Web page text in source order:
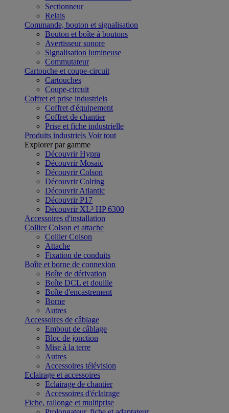
Sectionneur
Relais
Commande, bouton et signalisation
Bouton et boîte à boutons
Avertisseur sonore
Signalisation lumineuse
Commutateur
Cartouche et coupe-circuit
Cartouches
Coupe-circuit
Coffret et prise industriels
Coffret d'équipement
Coffret de chantier
Prise et fiche industrielle
Produits industriels Voir tout
Explorer par gamme
Découvrir Hypra
Découvrir Mosaic
Découvrir Colson
Découvrir Colring
Découvrir Atlantic
Découvrir P17
Découvrir XL³ HP 6300
Accessoires d'installation
Collier Colson et attache
Collier Colson
Attache
Fixation de conduits
Boîte et borne de connexion
Boîte de dérivation
Boîte DCL et douille
Boîte d'encastrement
Borne
Autres
Accessoires de câblage
Embout de câblage
Bloc de jonction
Mise à la terre
Autres
Accessoires télévision
Eclairage et accessoires
Eclairage de chantier
Accessoires d'éclairage
Fiche, rallonge et multiprise